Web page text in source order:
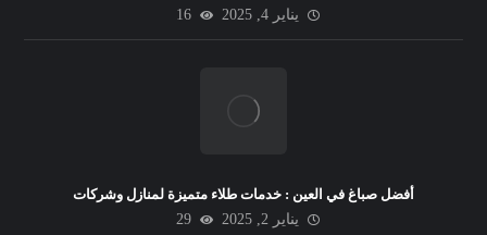
يناير 4, 2025
16
أفضل صباغ في العين : خدمات طلاء متميزة لمنازل وشركات
يناير 2, 2025
29